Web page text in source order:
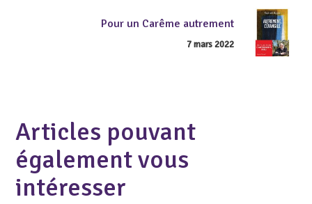
Pour un Carême autrement
7 mars 2022
Articles pouvant
également vous
intéresser